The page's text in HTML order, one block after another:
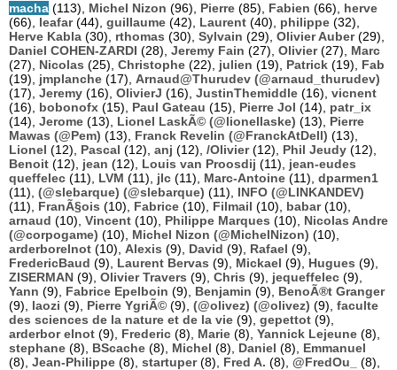
macha (113), Michel Nizon (96), Pierre (85), Fabien (66), herve
(66), leafar(44), guillaume (42), Laurent (40), philippe (32),
Herve Kabla (30), rthomas (30), Sylvain (29), Olivier Auber(29),
Daniel COHEN-ZARDI (28), Jeremy Fain (27), Olivier(27), Marc
(27), Nicolas (25), Christophe (22), julien (19), Patrick (19), Fab
(19), jmplanche (17), Arnaud@Thurudev (@arnaud_thurudev)
(17), Jeremy (16), OlivierJ (16), JustinThemiddle (16), vicnent
(16), bobonofx (15), Paul Gateau (15), Pierre Jol (14), patr_ix
(14), Jerome (13), Lionel LaskÃ© (@lionellaske) (13), Pierre
Mawas (@Pem) (13), Franck Revelin (@FranckAtDell) (13),
Lionel (12), Pascal (12), anj (12), /Olivier(12), Phil Jeudy (12),
Benoit (12), jean (12), Louis van Proosdij (11), jean-eudes
queffelec (11), LVM (11), jlc (11), Marc-Antoine (11), dparmen1
(11), (@slebarque) (@slebarque) (11), INFO (@LINKANDEV)
(11), FranÃ§ois (10), Fabrice (10), Filmail (10), babar(10),
arnaud (10), Vincent (10), Philippe Marques (10), Nicolas Andre
(@corpogame) (10), Michel Nizon (@MichelNizon) (10),
arderborelnot (10), Alexis (9), David (9), Rafael (9),
FredericBaud (9), Laurent Bervas (9), Mickael (9), Hugues (9),
ZISERMAN (9), Olivier Travers (9), Chris (9), jequeffelec (9),
Yann (9), Fabrice Epelboin (9), Benjamin (9), BenoÃ®t Granger
(9), laozi (9), Pierre YgriÃ© (9), (@olivez) (@olivez) (9), faculte
des sciences de la nature et de la vie (9), gepettot (9),
arderbor elnot (9), Frederic (8), Marie (8), Yannick Lejeune (8),
stephane (8), BScache (8), Michel (8), Daniel (8), Emmanuel
(8), Jean-Philippe (8), startuper(8), Fred A. (8), @FredOu_
(8),